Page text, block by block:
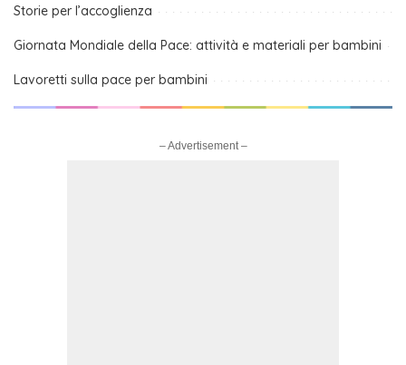
Storie per l’accoglienza
Giornata Mondiale della Pace: attività e materiali per bambini
Lavoretti sulla pace per bambini
– Advertisement –